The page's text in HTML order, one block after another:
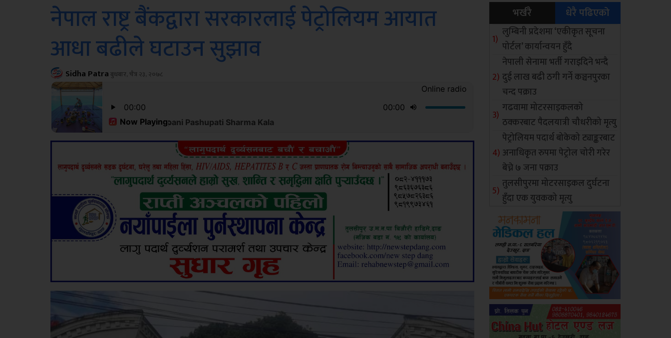
नेपाल राष्ट्र बैंकद्वारा सरकारलाई पेट्रोलियम आयात
आधा बढीले घटाउन सुझाव
Sidha Patraबुधबार, चैत्र २३, २०७८
भर्खरै धेरै पढिएको
लुम्बिनी प्रदेशमा ‘एकीकृत सूचना
पोर्टल’ कार्यान्वयन हुँदै
नेपाली सेनामा भर्ती गराइदिने भन्दै
दुई लाख बढी ठगी गर्ने कञ्चनपुरका
चन्द पक्राउ
गढवामा मोटरसाइकलको
ठक्करबाट पैदलयात्री चौधरीको मृत्यु
पेट्रोलियम पदार्थ बोकेको ट्याङ्करबाट
अनाधिकृत रुपमा पेट्रोल चोरी गरेर
बेच्ने ७ जना पक्राउ
तुलसीपुरमा मोटरसाइकल दुर्घटना
हुँदा एक युवकको मृत्यु